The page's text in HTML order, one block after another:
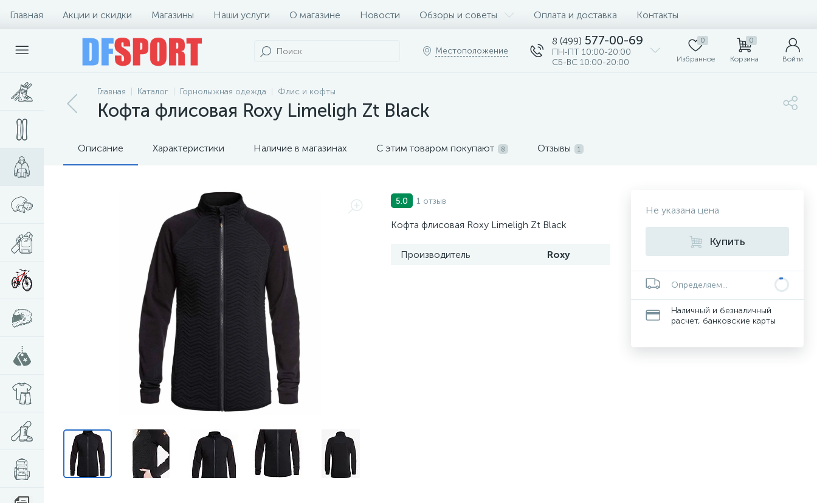
Главная Акции и скидки Магазины Наши услуги О магазине Новости Обзоры и советы Оплата и доставка Контакты
Местоположение
8 (499) 577-00-69
ПН-ПТ 10:00-20:00
СБ-ВС 10:00-20:00
0
Избранное
0
Корзина Войти
Главная Каталог Горнолыжная одежда Флис и кофты
Кофта флисовая Roxy Limeligh Zt Black
Описание Характеристики Наличие в магазинах С этим товаром покупают 8 Отзывы 1
5.0 1 отзыв
Кофта флисовая Roxy Limeligh Zt Black
Производитель Roxy
Не указана цена
Купить
Определяем...
Наличный и безналичный
расчет, банковские карты